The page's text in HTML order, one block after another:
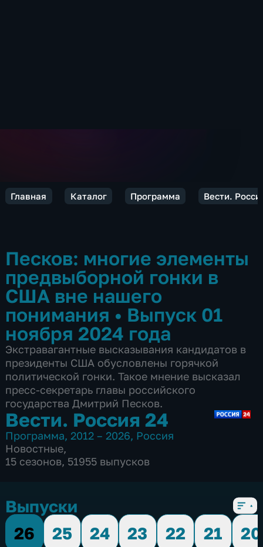
Главная Каталог Программа Вести.
Песков: многие элементы
предвыборной гонки в
США вне нашего
понимания • Выпуск 01
ноября 2024 года
Экстравагантные высказывания кандидатов в
президенты США обусловлены горячкой
политической гонки. Такое мнение высказал
пресс-секретарь главы российского
государства Дмитрий Песков.
Вести. Россия 24
Программа, 2012 – 2026, Россия
Новостные,
15 сезонов, 51955 выпусков
Выпуски
26
25 24 23 22 21
20